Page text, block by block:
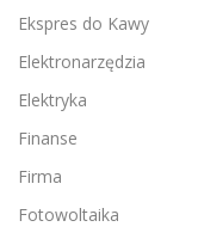
Ekspres do Kawy
Elektronarzędzia
Elektryka
Finanse
Firma
Fotowoltaika